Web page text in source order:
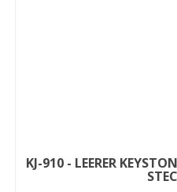
KJ-910 - LEERER